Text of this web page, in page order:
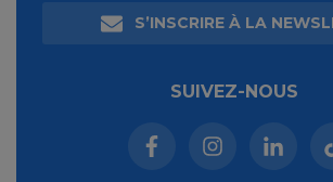
S’INSCRIRE À LA
SUIVEZ-NOUS
Facebook (nouvelle
Instagram